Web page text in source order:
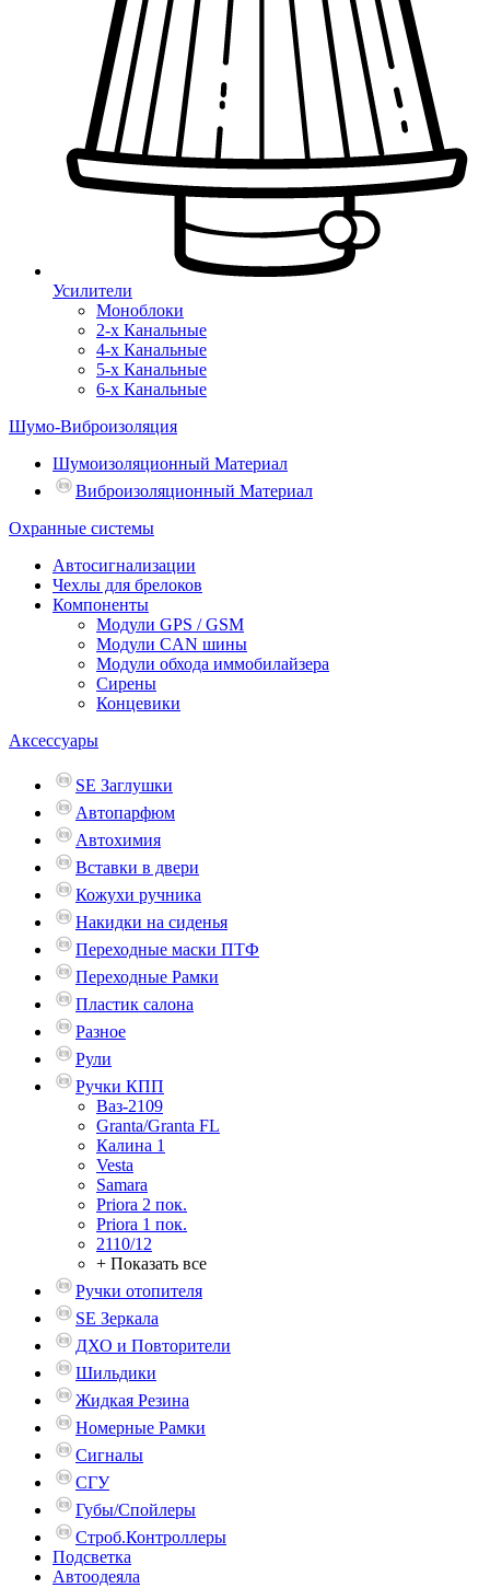
Усилители
Моноблоки
2-х Канальные
4-х Канальные
5-х Канальные
6-х Канальные
Шумо-Виброизоляция
Шумоизоляционный Материал
Виброизоляционный Материал
Охранные системы
Автосигнализации
Чехлы для брелоков
Компоненты
Модули GPS / GSM
Модули CAN шины
Модули обхода иммобилайзера
Сирены
Концевики
Аксессуары
SE Заглушки
Автопарфюм
Автохимия
Вставки в двери
Кожухи ручника
Накидки на сиденья
Переходные маски ПТФ
Переходные Рамки
Пластик салона
Разное
Рули
Ручки КПП
Ваз-2109
Granta/Granta FL
Калина 1
Vesta
Samara
Priora 2 пок.
Priora 1 пок.
2110/12
+ Показать все
Ручки отопителя
SE Зеркала
ДХО и Повторители
Шильдики
Жидкая Резина
Номерные Рамки
Сигналы
СГУ
Губы/Спойлеры
Строб.Контроллеры
Подсветка
Автоодеяла